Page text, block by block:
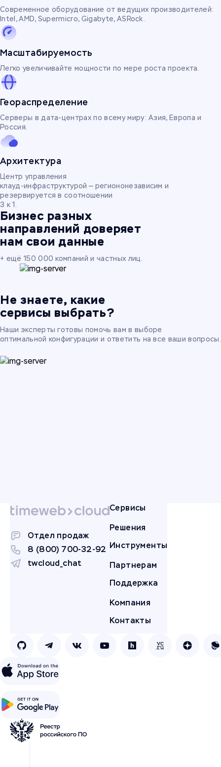
Современное оборудование от ведущих производителей:
Intel, AMD, Supermicro, Gigabyte, ASRock.
Масштабируемость
Легко увеличивайте мощности по мере роста проекта.
Геораспределение
Серверы в дата-центрах по всему миру: Азия, Европа и
Россия.
Архитектура
Центр управления
клауд-инфраструктурой — региононезависим и
резервируется в соотношении
3 к 1.
Бизнес разных
направлений доверяет
нам свои данные
+ ещё 150 000 компаний и частных лиц.
Не знаете, какие
сервисы выбрать?
Наши эксперты готовы помочь вам в выборе
оптимальной конфигурации и ответить на все ваши вопросы.
Отдел продаж
8 (800) 700-32-92
twcloud_chat
Сервисы
Решения
Инструменты
Партнерам
Поддержка
Компания
Контакты